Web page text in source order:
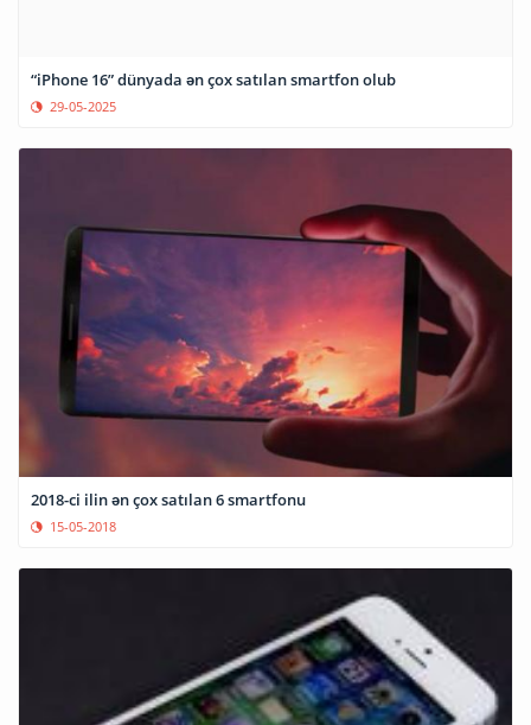
“iPhone 16” dünyada ən çox satılan smartfon olub
29-05-2025
2018-ci ilin ən çox satılan 6 smartfonu
15-05-2018